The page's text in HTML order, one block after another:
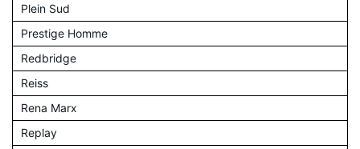
Plein Sud
Prestige Homme
Redbridge
Reiss
Rena Marx
Replay